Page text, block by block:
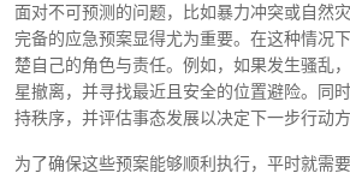
面对不可预测的问题，比如暴力冲突或自然
完备的应急预案显得尤为重要。在这种情况
楚自己的角色与责任。例如，如果发生骚乱
星撤离，并寻找最近且安全的位置避险。同
持秩序，并评估事态发展以决定下一步行动方
为了确保这些预案能够顺利执行，平时就需